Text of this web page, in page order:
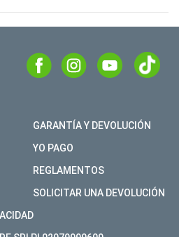
GARANTÍA Y DEVOLUCIÓN
YO PAGO
REGLAMENTOS
SOLICITAR UNA DEVOLUCIÓN